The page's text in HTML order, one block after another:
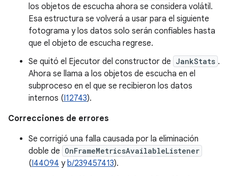
los objetos de escucha ahora se considera volátil.
Esa estructura se volverá a usar para el siguiente
fotograma y los datos solo serán confiables hasta
que el objeto de escucha regrese.
Se quitó el Ejecutor del constructor de JankStats .
Ahora se llama a los objetos de escucha en el
subproceso en el que se recibieron los datos
internos (I12743).
Correcciones de errores
Se corrigió una falla causada por la eliminación
doble de OnFrameMetricsAvailableListener
(I44094 yb/239457413).